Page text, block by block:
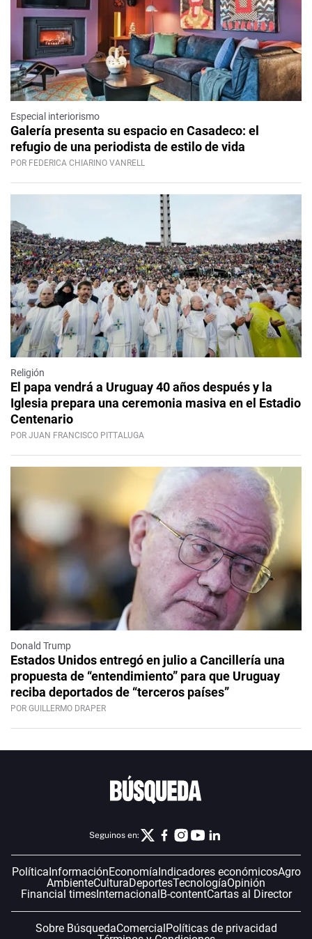
Especial interiorismo
Galería presenta su espacio en Casadeco: el
refugio de una periodista de estilo de vida
POR FEDERICA CHIARINO VANRELL
Religión
El papa vendrá a Uruguay 40 años después y la
Iglesia prepara una ceremonia masiva en el Estadio
Centenario
POR JUAN FRANCISCO PITTALUGA
Donald Trump
Estados Unidos entregó en julio a Cancillería una
propuesta de “entendimiento” para que Uruguay
reciba deportados de “terceros países”
POR GUILLERMO DRAPER
Seguinos en:
PolíticaInformaciónEconomíaIndicadores económicosAgro
AmbienteCulturaDeportesTecnologíaOpinión
Financial timesInternacionalB-contentCartas al Director
Sobre BúsquedaComercialPolíticas de privacidad